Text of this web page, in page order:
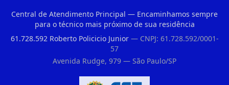
Central de Atendimento Principal — Encaminhamos sempre
para o técnico mais próximo de sua residência
61.728.592 Roberto Policicio Junior— CNPJ: 61.728.592/0001-
57
Avenida Rudge, 979 — São Paulo/SP